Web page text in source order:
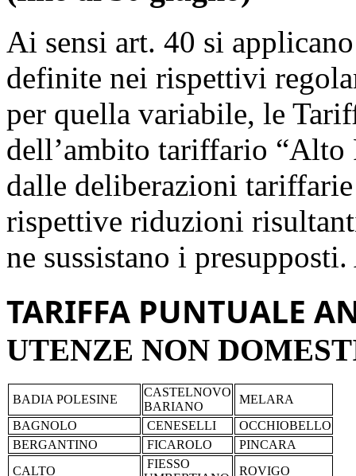
Ai sensi art. 40 si
definite nei rispettivi
per quella variabile, le
dell’ambito tariffario “Alto
dalle deliberazioni
rispettive riduzioni
ne sussistano i
TARIFFA PUNTUALE
UTENZE NON
BADIA POLESINE
CASTELNOVO
BARIANO
MELARA
BAGNOLO
CENESELLI
OCCHIOBELLO
BERGANTINO
FICAROLO
PINCARA
CALTO
FIESSO
ROVIGO